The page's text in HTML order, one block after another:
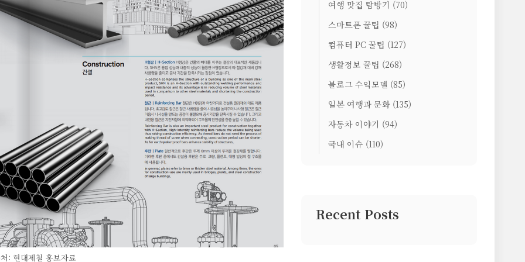
여행 맛집 탐방기 (70)
스마트폰 꿀팁 (98)
컴퓨터 PC 꿀팁 (127)
생활정보 꿀팁 (268)
블로그 수익모델 (85)
일본 여행과 문화 (135)
자동차 이야기 (94)
국내 이슈 (110)
Recent Posts
: 현대제철 홍보자료